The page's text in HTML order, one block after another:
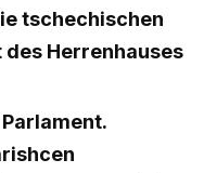
tschechischen
Herrenhauses